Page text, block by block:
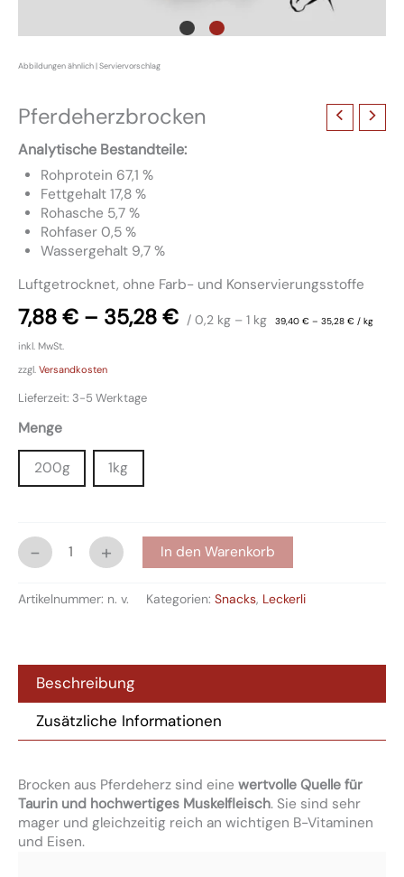
Pferdeherzbrocken
Analytische Bestandteile:
Rohprotein 67,1 %
Fettgehalt 17,8 %
Rohasche 5,7 %
Rohfaser 0,5 %
Wassergehalt 9,7 %
Luftgetrocknet, ohne Farb- und Konservierungsstoffe
7,88 € – 35,28 € / 0,2 kg – 1 kg 39,40 € – 35,28 € / kg
inkl. MwSt.
zzgl. Versandkosten
Lieferzeit: 3-5 Werktage
Menge
200g 1kg
- + In den Warenkorb
Artikelnummer: n. v. Kategorien: Snacks, Leckerli
Beschreibung
Zusätzliche Informationen
Brocken aus Pferdeherz sind eine wertvolle Quelle für
Taurin und hochwertiges Muskelfleisch. Sie sind sehr
mager und gleichzeitig reich an wichtigen B-Vitaminen
und Eisen.